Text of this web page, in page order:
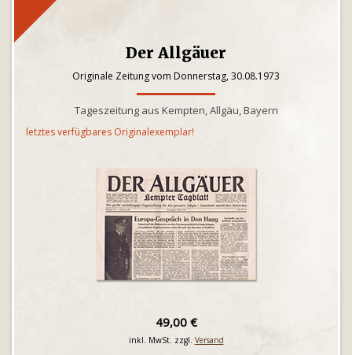
Der Allgäuer
Originale Zeitung vom Donnerstag, 30.08.1973
Tageszeitung aus Kempten, Allgäu, Bayern
letztes verfügbares Originalexemplar!
49,00 €
inkl. MwSt. zzgl. Versand